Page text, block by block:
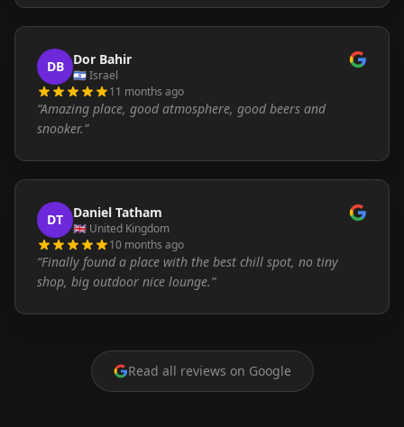
DB Dor Bahir
🇮🇱Israel
11 months ago
“Amazing place, good atmosphere, good beers and
snooker.”
DT Daniel Tatham
🇬🇧 United Kingdom
10 months ago
“Finally found a place with the best chill spot, no tiny
shop, big outdoor nice lounge.”
Read all reviews on Google